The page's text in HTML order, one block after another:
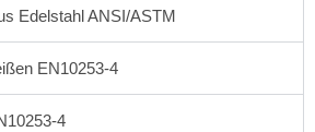
Edelstahl ANSI/ASTM
EN10253-4
4